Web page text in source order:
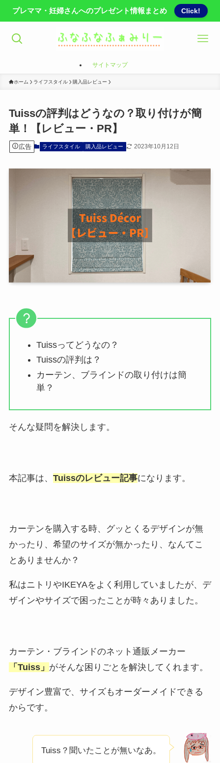
プレママ・妊婦さんへのプレゼント情報まとめ Click!
サイトマップ
ホーム ライフスタイル 購入品レビュー
Tuissの評判はどうなの？取り付けが簡
単！【レビュー・PR】
広告 ライフスタイル 購入品レビュー 2023年10月12日
Tuissってどうなの？
Tuissの評判は？
カーテン、ブラインドの取り付けは簡
単？
そんな疑問を解決します。
本記事は、 Tuissのレビュー記事になります。
カーテンを購入する時、グッとくるデザインが無
かったり、希望のサイズが無かったり、なんてこ
とありませんか？
私はニトリやIKEYAをよく利用していましたが、デ
ザインやサイズで困ったことが時々ありました。
カーテン・ブラインドのネット通販メーカー
「Tuiss」 がそんな困りごとを解決してくれます。
デザイン豊富で、サイズもオーダーメイドできる
からです。
Tuiss？聞いたことが無いなあ。